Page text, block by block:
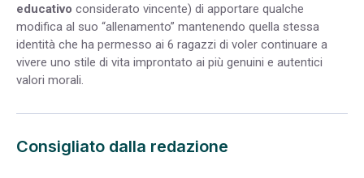
educativo considerato vincente) di apportare qualche
modifica al suo “allenamento” mantenendo quella stessa
identità che ha permesso ai 6 ragazzi di voler continuare a
vivere uno stile di vita improntato ai più genuini e autentici
valori morali.
Consigliato dalla redazione